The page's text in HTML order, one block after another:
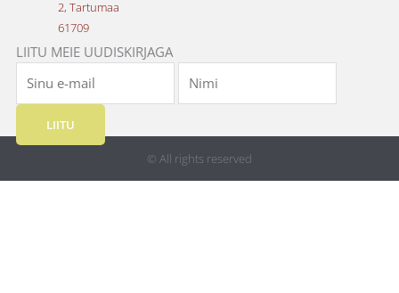
2, Tartumaa
61709
LIITU MEIE UUDISKIRJAGA
LIITU
© All rights reserved